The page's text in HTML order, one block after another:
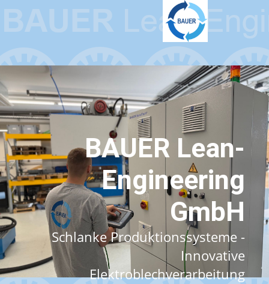
BAUER Lean-
Engineering
GmbH
Schlanke Produktionssysteme -
Innovative
Elektroblechverarbeitung